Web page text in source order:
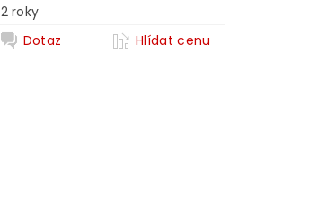
2 roky
Dotaz Hlídat cenu